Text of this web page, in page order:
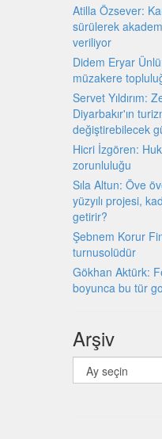
Atilla Özsever:
sürülerek
veriliyor
Didem Eryar
müzakere
Servet Yıldırım:
Diyarbakır'ın
değiştirebilecek
Hicri İzgören:
zorunluluğu
Sıla Altun: Öve
yüzyılı projesi,
getirir?
Şebnem Korur
turnusolüdür
Gökhan Aktürk:
boyunca bu tür
Arşiv
Arşiv